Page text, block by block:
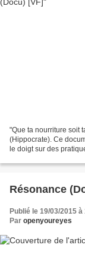
"Que ta nourriture soit
(Hippocrate). Ce
le doigt sur des
Résonance
Publié le 19/03/2015 à
Par openyoureyes